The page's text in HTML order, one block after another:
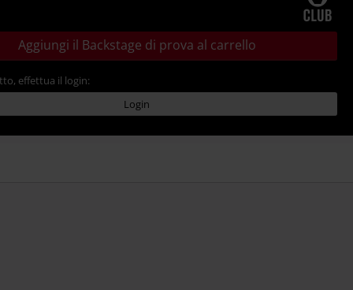
Aggiungi il Backstage di prova al carrello
effettua il login:
Login